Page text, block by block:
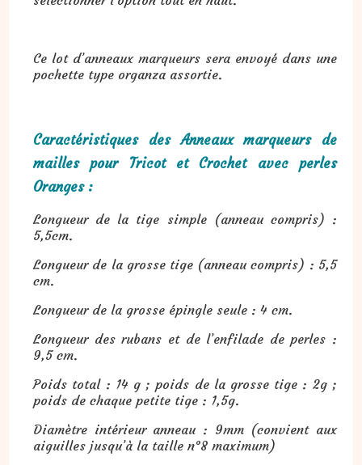
Ce lot d’anneaux marqueurs sera envoyé dans une
pochette type organza assortie.
Caractéristiques des Anneaux marqueurs de
mailles pour Tricot et Crochet avec perles
Oranges :
Longueur de la tige simple (anneau compris) :
5,5cm.
Longueur de la grosse tige (anneau compris) : 5,5
cm.
Longueur de la grosse épingle seule : 4 cm.
Longueur des rubans et de l’enfilade de perles :
9,5 cm.
Poids total : 14 g ; poids de la grosse tige : 2g ;
poids de chaque petite tige : 1,5g.
Diamètre intérieur anneau : 9mm (convient aux
aiguilles jusqu’à la taille n°8 maximum)